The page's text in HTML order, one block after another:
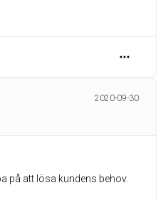
2020-09-30
på att lösa kundens behov.